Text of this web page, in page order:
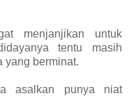
menjanjikan untuk
tentu masih
yang berminat.
asalkan punya niat